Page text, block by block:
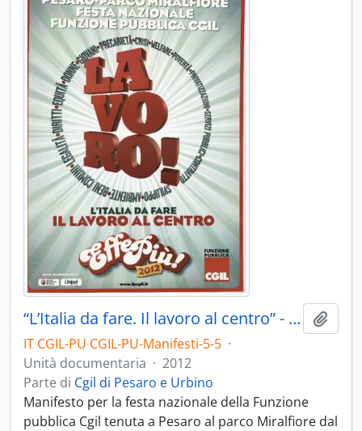
“L’Italia da fare. Il lavoro al centro” - 2012
IT CGIL-PU CGIL-PU-Manifesti-5-5 ·
Unità documentaria · 2012
Parte di Cgil di Pesaro e Urbino
Manifesto per la festa nazionale della Funzione
pubblica Cgil tenuta a Pesaro al parco Miralfiore dal